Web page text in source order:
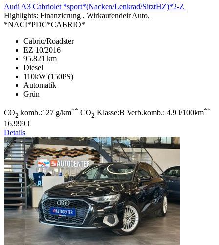
Audi A3 Cabriolet *sport*(Nacken/Lenkrad/SitztHZ)*2-Z
Highlights: Finanzierung , WirkaufendeinAuto,
*NACI*PDC*CABRIO*
Cabrio/Roadster
EZ 10/2016
95.821 km
Diesel
110kW (150PS)
Automatik
Grün
CO2 komb.:127 g/km** CO2 Klasse:B Verb.komb.: 4.9 l/100km**
16.999 €
Details